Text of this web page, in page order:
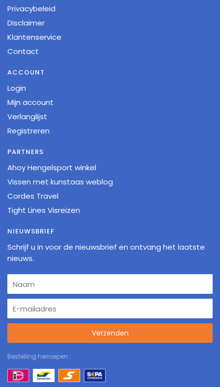
Privacybeleid
Disclaimer
Klantenservice
Contact
ACCOUNT
Login
Mijn account
Verlanglijst
Registreren
PARTNERS
Ahoy Hengelsport winkel
Vissen met kunstaas weblog
Cordes Travel
Tight Lines Visreizen
NIEUWSBRIEF
Schrijf u in voor de nieuwsbrief en ontvang het laatste
nieuws.
Verzenden
Bestelling herroepen